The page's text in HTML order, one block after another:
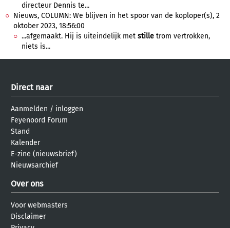
directeur Dennis te...
Nieuws, COLUMN: We blijven in het spoor van de koploper(s), 2
oktober 2023, 18:56:00
...afgemaakt. Hij is uiteindelijk met stille trom vertrokken,
niets is...
Direct naar
Aanmelden / inloggen
Feyenoord Forum
Stand
Kalender
E-zine (nieuwsbrief)
Nieuwsarchief
Over ons
Voor webmasters
Disclaimer